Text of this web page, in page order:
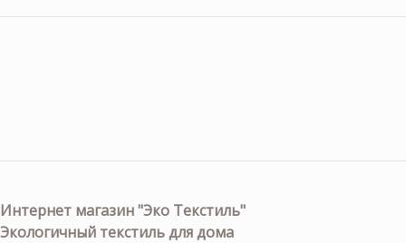
Интернет магазин "Эко Текстиль"
Экологичный текстиль для дома